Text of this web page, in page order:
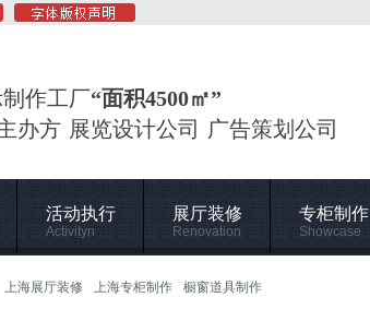
作工厂“面积4500㎡”
办方 展览设计公司 广告策划公司
活动执行
Activityn
展厅装修
Renovation
专柜制作
Showcase
上海展厅装修 上海专柜制作 橱窗道具制作